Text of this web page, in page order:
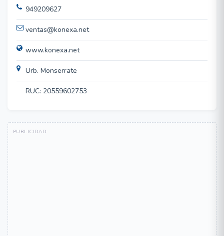
949209627
ventas@konexa.net
www.konexa.net
Urb. Monserrate
RUC: 20559602753